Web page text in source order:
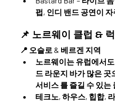
펍, 인디 밴드 공연이
📌 노르웨이 클럽 &
📍 오슬로 & 베르겐 지역
노르웨이는 유럽에서
드 라운지 바가 많은 곳
서비스 를 즐길 수 있는
테크노, 하우스, 힙합,